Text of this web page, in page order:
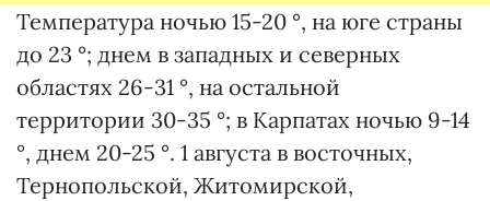
Температура ночью 15-20 °, на юге страны
до 23 °; днем в западных и северных
областях 26-31 °, на остальной
территории 30-35 °; в Карпатах ночью 9-14
°, днем ​​20-25 °. 1 августа в восточных,
Тернопольской, Житомирской,